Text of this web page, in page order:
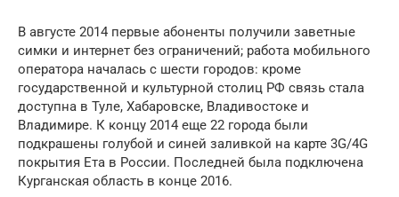
В августе 2014 первые абоненты получили заветные
симки и интернет без ограничений; работа мобильного
оператора началась с шести городов: кроме
государственной и культурной столиц РФ связь стала
доступна в Туле, Хабаровске, Владивостоке и
Владимире. К концу 2014 еще 22 города были
подкрашены голубой и синей заливкой на карте 3G/4G
покрытия Ета в России. Последней была подключена
Курганская область в конце 2016.